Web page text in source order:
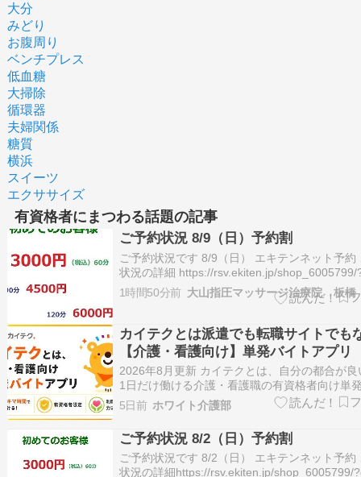
大分
みどり
お腹周り
ベンチプレス
低血糖
大掃除
循環器
夫婦関係
糖質
横浜
スイーツ
エクササイズ
有資格者にまつわる話題の記事
ご予約状況 8/9（日）予約割
ご予約状況です 8/9（日） エキテンネット予約
状況の詳細 https://rsv.ekiten.jp/shop_6005799/
※ご予約が入り塞がってしまう場合がございま
予約・お問合せ 03-5966-5553 この投稿を
1時間50分前
カイテクとは派遣でも転職サイトでも
【介護・看護向け】単発バイトアプリ
2026年8月更新 カイテクとは、自分の都合が良
1日だけ働ける介護・看護職の有資格者向け単
アプリです。派遣や転職サイトとは、大まかな
自体が違います。 登録したあとにかかってく
歴書の準備や面接対策 何気に覚悟がいる紙の
イテクの利用には、どれ…
5日前 ホワイト介護部
ご予約状況 8/2（日）予約割
ご予約状況です 8/2（日） エキテンネット予約
状況の詳細https://rsv.ekiten.jp/shop_6005799/